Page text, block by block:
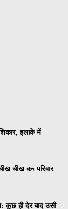
इलाके में
चीख कर परिवार
कुछ ही देर बाद उसी